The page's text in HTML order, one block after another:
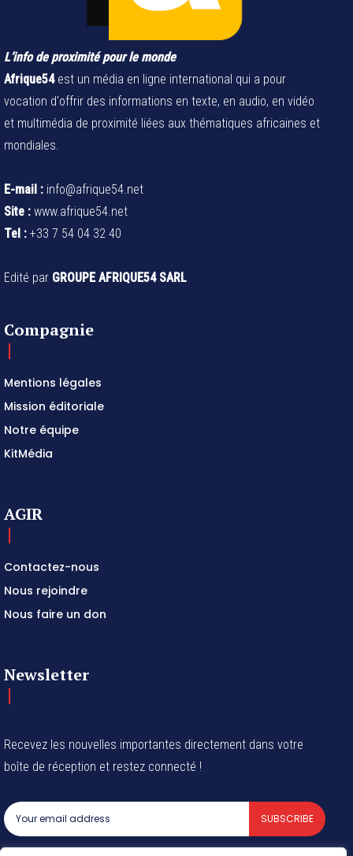
L’info de proximité pour le monde
Afrique54est un média en ligne international qui a pour
vocation d'offrir des informations en texte, en audio, en vidéo
et multimédia de proximité liées aux thématiques africaines et
mondiales.
E-mail : info@afrique54.net
Site : www.afrique54.net
Tel : +33 7 54 04 32 40
Edité par GROUPE AFRIQUE54 SARL
Compagnie
Mentions légales
Mission éditoriale
Notre équipe
KitMédia
AGIR
Contactez-nous
Nous rejoindre
Nous faire un don
Newsletter
Recevez les nouvelles importantes directement dans votre
boîte de réception et restez connecté !
SUBSCRIBE